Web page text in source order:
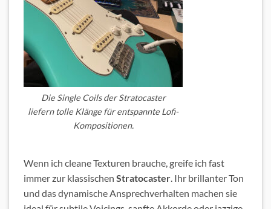
Die Single Coils der Stratocaster
liefern tolle Klänge für entspannte Lofi-
Kompositionen.
Wenn ich cleane Texturen brauche, greife ich fast
immer zur klassischen Stratocaster. Ihr brillanter Ton
und das dynamische Ansprechverhalten machen sie